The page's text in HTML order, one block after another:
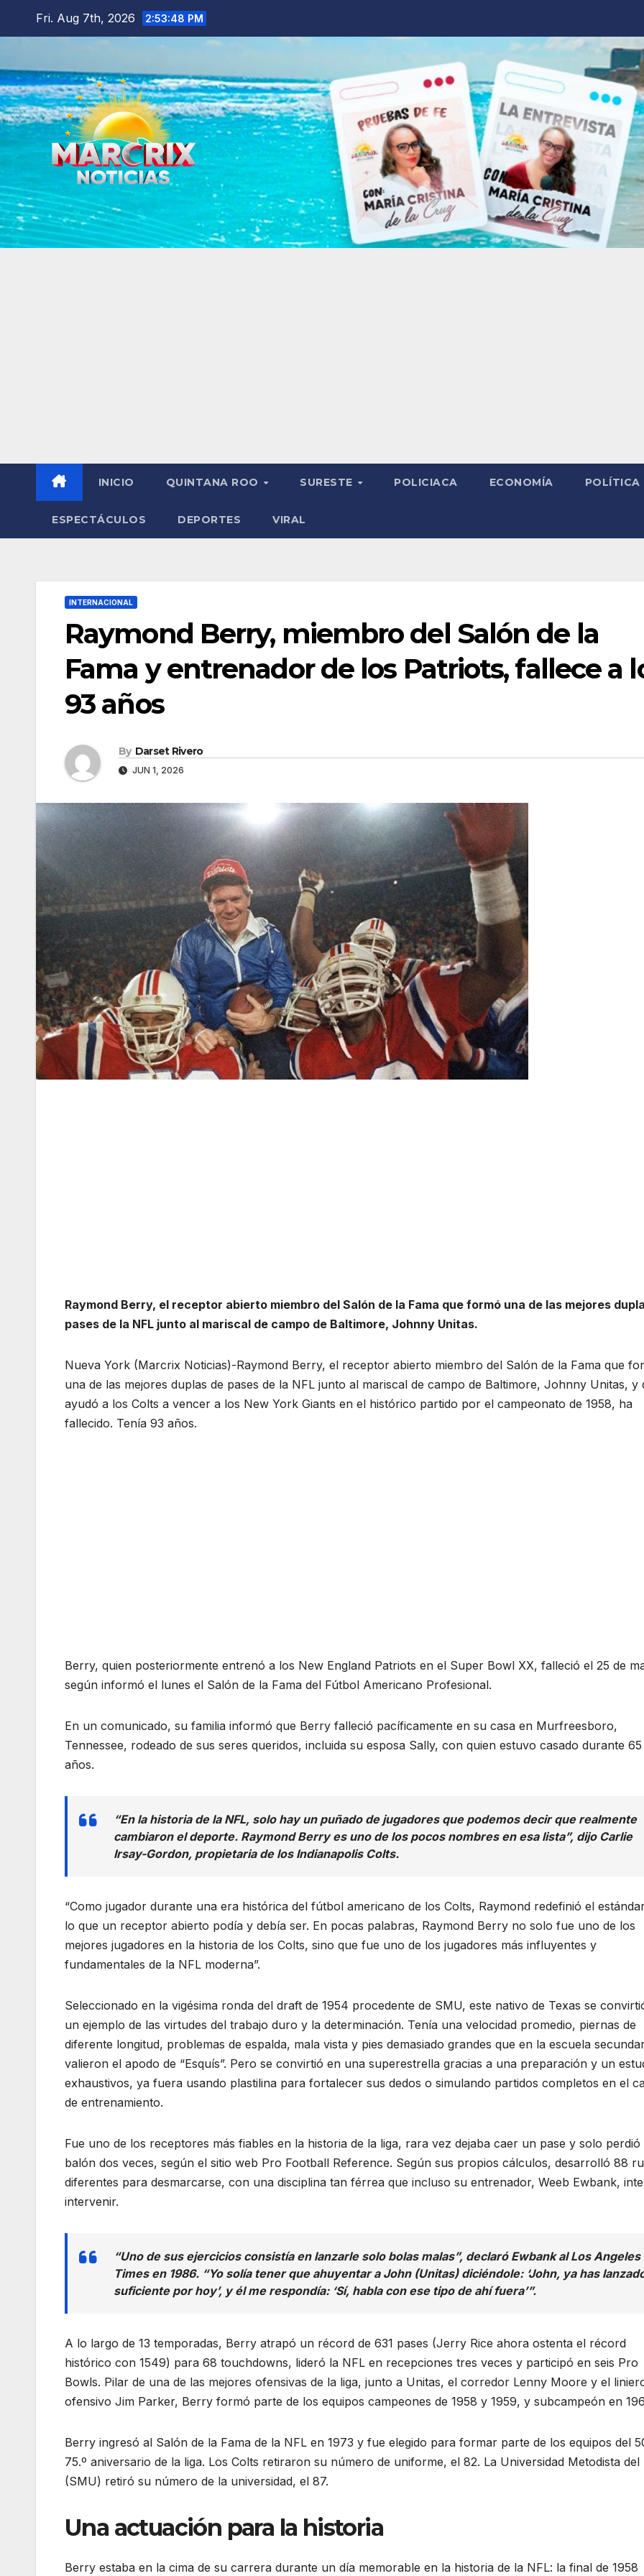
Fri. Aug 7th, 2026 2:53:49 PM
INICIO QUINTANA ROO SURESTE POLICIACA ECONOMÍA POLÍTICA
ESPECTÁCULOS DEPORTES VIRAL
INTERNACIONAL
Raymond Berry, miembro del Salón de la
Fama y entrenador de los Patriots, fallece a
93 años
By Darset Rivero
JUN 1, 2026
Raymond Berry, el receptor abierto miembro del Salón de la Fama que formó una de las mejores
pases de la NFL junto al mariscal de campo de Baltimore, Johnny Unitas.
Nueva York (Marcrix Noticias)-Raymond Berry, el receptor abierto miembro del Salón de la Fama que
una de las mejores duplas de pases de la NFL junto al mariscal de campo de Baltimore, Johnny Unitas, y
ayudó a los Colts a vencer a los New York Giants en el histórico partido por el campeonato de 1958, ha
fallecido. Tenía 93 años.
Berry, quien posteriormente entrenó a los New England Patriots en el Super Bowl XX, falleció el 25 de
según informó el lunes el Salón de la Fama del Fútbol Americano Profesional.
En un comunicado, su familia informó que Berry falleció pacíficamente en su casa en Murfreesboro,
Tennessee, rodeado de sus seres queridos, incluida su esposa Sally, con quien estuvo casado durante 65
años.
“En la historia de la NFL, solo hay un puñado de jugadores que podemos decir que realmente
cambiaron el deporte. Raymond Berry es uno de los pocos nombres en esa lista”, dijo Carlie
Irsay-Gordon, propietaria de los Indianapolis Colts.
“Como jugador durante una era histórica del fútbol americano de los Colts, Raymond redefinió el
lo que un receptor abierto podía y debía ser. En pocas palabras, Raymond Berry no solo fue uno de los
mejores jugadores en la historia de los Colts, sino que fue uno de los jugadores más influyentes y
fundamentales de la NFL moderna”.
Seleccionado en la vigésima ronda del draft de 1954 procedente de SMU, este nativo de Texas se
un ejemplo de las virtudes del trabajo duro y la determinación. Tenía una velocidad promedio, piernas de
diferente longitud, problemas de espalda, mala vista y pies demasiado grandes que en la escuela
valieron el apodo de “Esquís”. Pero se convirtió en una superestrella gracias a una preparación y un
exhaustivos, ya fuera usando plastilina para fortalecer sus dedos o simulando partidos completos en el
de entrenamiento.
Fue uno de los receptores más fiables en la historia de la liga, rara vez dejaba caer un pase y solo perdió
balón dos veces, según el sitio web Pro Football Reference. Según sus propios cálculos, desarrolló 88
diferentes para desmarcarse, con una disciplina tan férrea que incluso su entrenador, Weeb Ewbank,
intervenir.
“Uno de sus ejercicios consistía en lanzarle solo bolas malas”, declaró Ewbank al Los Angeles
Times en 1986. “Yo solía tener que ahuyentar a John (Unitas) diciéndole: ‘John, ya has
suficiente por hoy’, y él me respondía: ‘Sí, habla con ese tipo de ahí fuera’”.
A lo largo de 13 temporadas, Berry atrapó un récord de 631 pases (Jerry Rice ahora ostenta el récord
histórico con 1549) para 68 touchdowns, lideró la NFL en recepciones tres veces y participó en seis Pro
Bowls. Pilar de una de las mejores ofensivas de la liga, junto a Unitas, el corredor Lenny Moore y el
ofensivo Jim Parker, Berry formó parte de los equipos campeones de 1958 y 1959, y subcampeón en
Berry ingresó al Salón de la Fama de la NFL en 1973 y fue elegido para formar parte de los equipos del
75.º aniversario de la liga. Los Colts retiraron su número de uniforme, el 82. La Universidad Metodista del
(SMU) retiró su número de la universidad, el 87.
Una actuación para la historia
Berry estaba en la cima de su carrera durante un día memorable en la historia de la NFL: la final de 1958